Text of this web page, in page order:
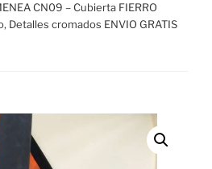
CN09 – Cubierta FIERRO
Detalles cromados ENVIO GRATIS